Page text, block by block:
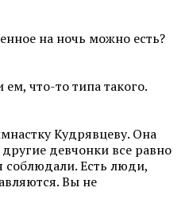
на ночь можно есть?
что-то типа такого.
Кудрявцеву. Она
девчонки все равно
Есть люди,
Вы не